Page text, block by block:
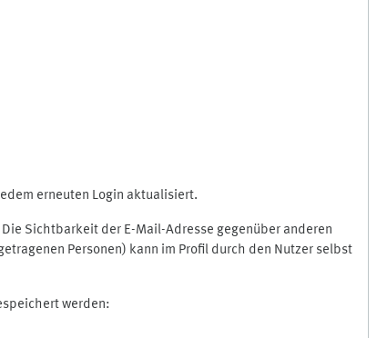
erneuten Login aktualisiert.
Sichtbarkeit der E-Mail-Adresse gegenüber anderen
Personen) kann im Profil durch den Nutzer selbst
werden: